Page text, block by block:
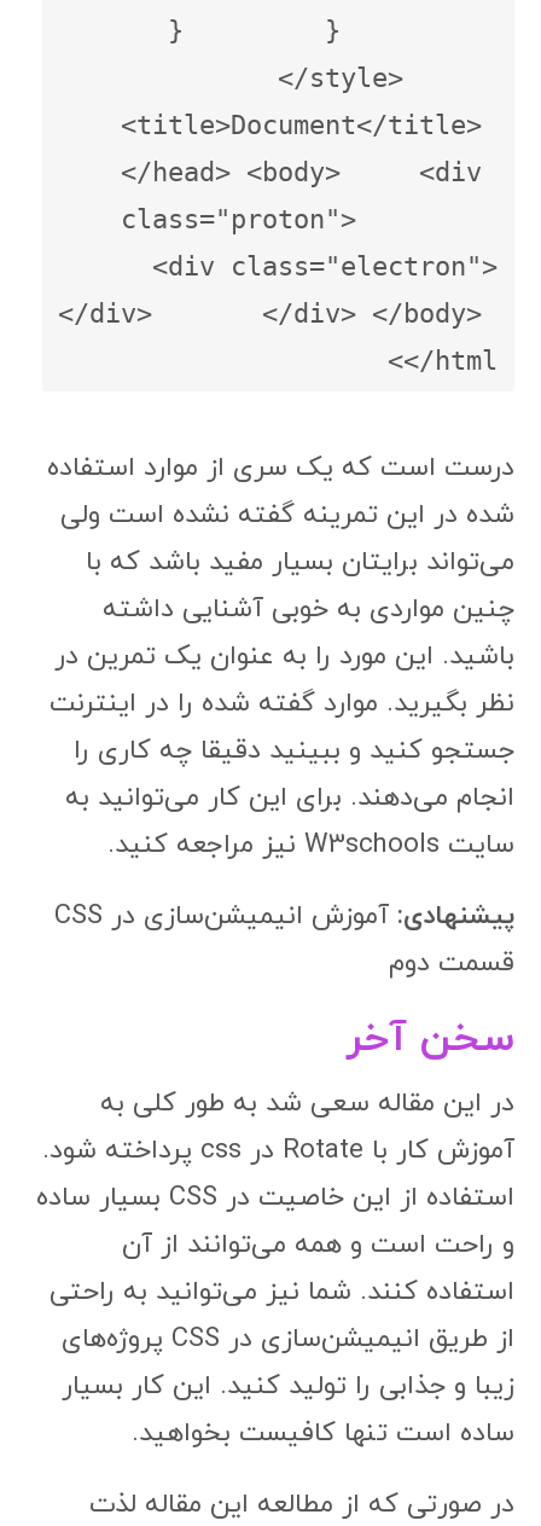
}         }
</style>
<title>Document</title>
</head> <body>     <div
class="proton">
<div class="electron">
</div>       </div> </body>
</html>
درست است که یک سری از موارد استفاده
شده در این تمرینه گفته نشده است ولی
می‌تواند برایتان بسیار مفید باشد که با
چنین مواردی به خوبی آشنایی داشته
باشید. این مورد را به عنوان یک تمرین در
نظر بگیرید. موارد گفته شده را در اینترنت
جستجو کنید و ببینید دقیقا چه کاری را
انجام می‌دهند. برای این کار می‌توانید به
سایت W3schools نیز مراجعه کنید.
پیشنهادی:
آموزش انیمیشن‌سازی در CSS
قسمت دوم
سخن آخر
در این مقاله سعی شد به طور کلی به
آموزش کار با Rotate در css پرداخته شود.
استفاده از این خاصیت در CSS بسیار ساده
و راحت است و همه می‌توانند از آن
استفاده کنند. شما نیز می‌توانید به راحتی
از طریق انیمیشن‌سازی در CSS پروژه‌های
زیبا و جذابی را تولید کنید. این کار بسیار
ساده است تنها کافیست بخواهید.
در صورتی که از مطالعه این مقاله لذت